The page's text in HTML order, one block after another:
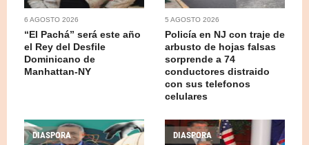
6 AGOSTO 2026
“El Pachá” será este año
el Rey del Desfile
Dominicano de
Manhattan-NY
5 AGOSTO 2026
Policía en NJ con traje de
arbusto de hojas falsas
sorprende a 74
conductores distraido
con sus telefonos
celulares
DIASPORA DIASPORA